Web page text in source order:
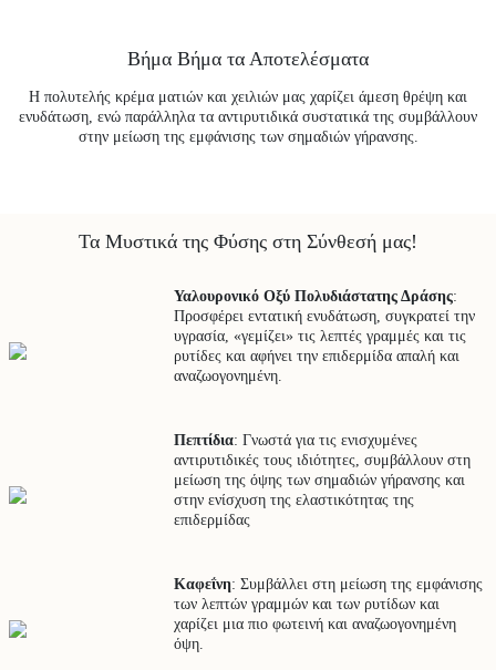
Βήμα Βήμα τα Αποτελέσματα
Η πολυτελής κρέμα ματιών και χειλιών μας χαρίζει άμεση θρέψη και
ενυδάτωση, ενώ παράλληλα τα αντιρυτιδικά συστατικά της συμβάλλουν
στην μείωση της εμφάνισης των σημαδιών γήρανσης.
Τα Μυστικά της Φύσης στη Σύνθεσή μας!
Υαλουρονικό Οξύ Πολυδιάστατης Δράσης:
Προσφέρει εντατική ενυδάτωση, συγκρατεί την
υγρασία, «γεμίζει» τις λεπτές γραμμές και τις
ρυτίδες και αφήνει την επιδερμίδα απαλή και
αναζωογονημένη.
Πεπτίδια: Γνωστά για τις ενισχυμένες
αντιρυτιδικές τους ιδιότητες, συμβάλλουν στη
μείωση της όψης των σημαδιών γήρανσης και
στην ενίσχυση της ελαστικότητας της
επιδερμίδας
Καφεΐνη: Συμβάλλει στη μείωση της εμφάνισης
των λεπτών γραμμών και των ρυτίδων και
χαρίζει μια πιο φωτεινή και αναζωογονημένη
όψη.